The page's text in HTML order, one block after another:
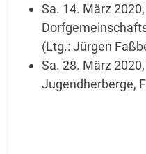
Sa. 14. März
(Ltg.: Jürgen
Sa. 28. März
Jugendherberge,